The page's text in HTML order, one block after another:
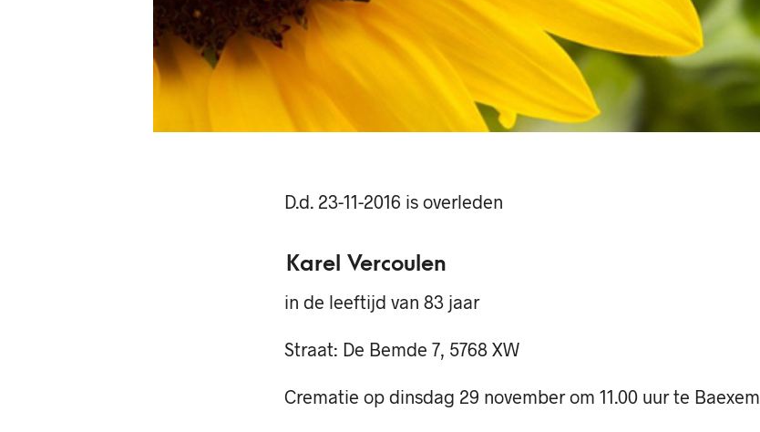
D.d. 23-11-2016 is overleden
Karel Vercoulen
in de leeftijd van 83 jaar
Straat: De Bemde 7, 5768 XW
Crematie op dinsdag 29 november om 11.00 uur te Baexem